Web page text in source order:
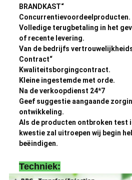
BRANDKAST“
Concurrentievoordeelproducten.
Volledige terugbetaling in het
of recente levering.
Van de bedrijfs
Contract“
Kwaliteitsborgingcontract.
Kleine ingestemde met orde.
Na de verkoopdienst 24*7
Geef suggestie aangaande
ontwikkeling.
Als de producten ontbroken test
kwestie zal uitroepen wij begin
beëindigen.
Techniek: